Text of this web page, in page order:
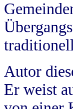
Autor
Er weist